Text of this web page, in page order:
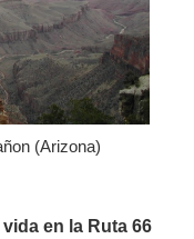
(Arizona)
en la Ruta 66